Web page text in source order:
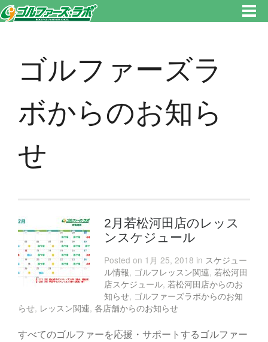
河田で気軽にゴルフレッスン！
ゴルファーズラ
ボからのお知ら
せ
2月若松河田店のレッス
ンスケジュール
Posted on 1月 25, 2018 in スケジュー
ル情報, ゴルフレッスン関連, 若松河田
店スケジュール, 若松河田店からのお
知らせ, ゴルファーズラボからのお知
らせ, レッスン関連, 各店舗からのお知らせ
すべてのゴルファーを応援・サポートするゴルファー